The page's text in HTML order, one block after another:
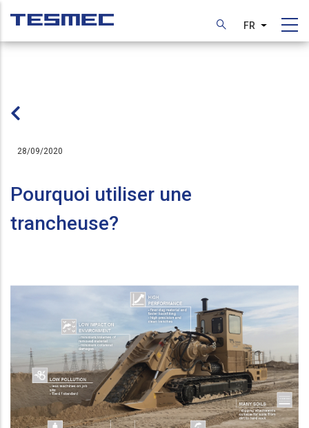
contenu
FR Lister les
28/09/2020
Pourquoi utiliser une
trancheuse?